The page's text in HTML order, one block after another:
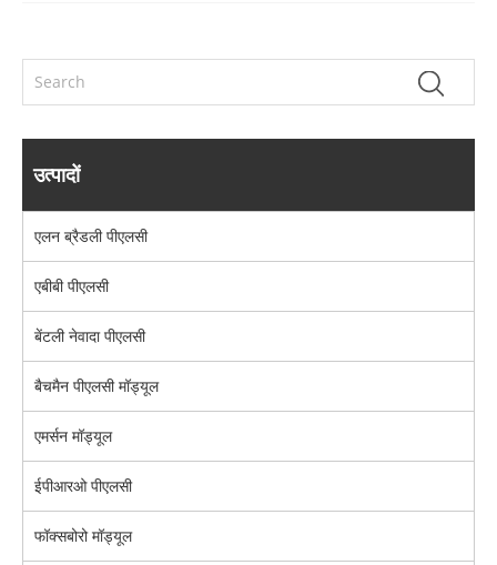
उत्पादों
एलन ब्रैडली पीएलसी
एबीबी पीएलसी
बेंटली नेवादा पीएलसी
बैचमैन पीएलसी मॉड्यूल
एमर्सन मॉड्यूल
ईपीआरओ पीएलसी
फॉक्सबोरो मॉड्यूल